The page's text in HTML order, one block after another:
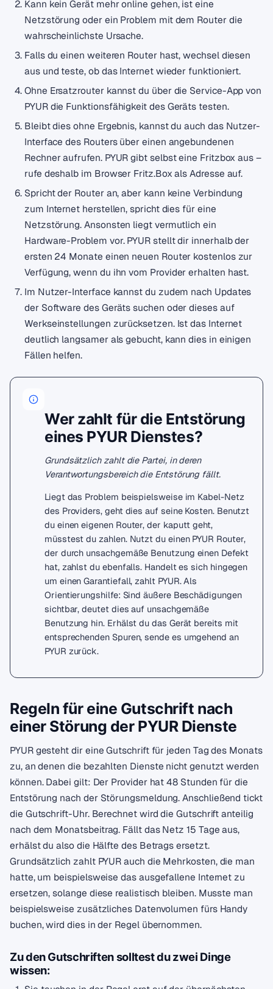
Kann kein Gerät mehr online gehen, ist eine
Netzstörung oder ein Problem mit dem Router die
wahrscheinlichste Ursache.
Falls du einen weiteren Router hast, wechsel diesen
aus und teste, ob das Internet wieder funktioniert.
Ohne Ersatzrouter kannst du über die Service-App von
PYUR die Funktionsfähigkeit des Geräts testen.
Bleibt dies ohne Ergebnis, kannst du auch das Nutzer-
Interface des Routers über einen angebundenen
Rechner aufrufen. PYUR gibt selbst eine Fritzbox aus –
rufe deshalb im Browser Fritz.Box als Adresse auf.
Spricht der Router an, aber kann keine Verbindung
zum Internet herstellen, spricht dies für eine
Netzstörung. Ansonsten liegt vermutlich ein
Hardware-Problem vor. PYUR stellt dir innerhalb der
ersten 24 Monate einen neuen Router kostenlos zur
Verfügung, wenn du ihn vom Provider erhalten hast.
Im Nutzer-Interface kannst du zudem nach Updates
der Software des Geräts suchen oder dieses auf
Werkseinstellungen zurücksetzen. Ist das Internet
deutlich langsamer als gebucht, kann dies in einigen
Fällen helfen.
Wer zahlt für die Entstörung
eines PYUR Dienstes?
Grundsätzlich zahlt die Partei, in deren
Verantwortungsbereich die Entstörung fällt.
Liegt das Problem beispielsweise im Kabel-Netz
des Providers, geht dies auf seine Kosten. Benutzt
du einen eigenen Router, der kaputt geht,
müsstest du zahlen. Nutzt du einen PYUR Router,
der durch unsachgemäße Benutzung einen Defekt
hat, zahlst du ebenfalls. Handelt es sich hingegen
um einen Garantiefall, zahlt PYUR. Als
Orientierungshilfe: Sind äußere Beschädigungen
sichtbar, deutet dies auf unsachgemäße
Benutzung hin. Erhälst du das Gerät bereits mit
entsprechenden Spuren, sende es umgehend an
PYUR zurück.
Regeln für eine Gutschrift nach
einer Störung der PYUR Dienste
PYUR gesteht dir eine Gutschrift für jeden Tag des Monats
zu, an denen die bezahlten Dienste nicht genutzt werden
können. Dabei gilt: Der Provider hat 48 Stunden für die
Entstörung nach der Störungsmeldung. Anschließend tickt
die Gutschrift-Uhr. Berechnet wird die Gutschrift anteilig
nach dem Monatsbeitrag. Fällt das Netz 15 Tage aus,
erhälst du also die Hälfte des Betrags ersetzt.
Grundsätzlich zahlt PYUR auch die Mehrkosten, die man
hatte, um beispielsweise das ausgefallene Internet zu
ersetzen, solange diese realistisch bleiben. Musste man
beispielsweise zusätzliches Datenvolumen fürs Handy
buchen, wird dies in der Regel übernommen.
Zu den Gutschriften solltest du zwei Dinge
wissen: